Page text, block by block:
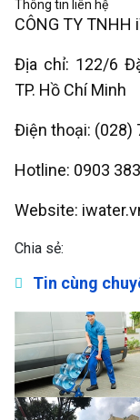
Thông tin liên hệ
CÔNG TY TNHH
Địa chỉ: 122/6
TP. Hồ Chí Minh
Điện thoại: (028)
Hotline: 0903
Website:
Chia sẻ:
Tin cùng